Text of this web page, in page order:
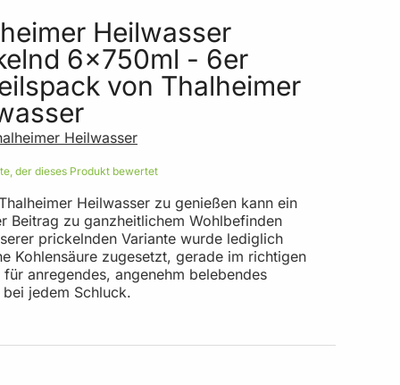
Heilwasser
6x750ml - 6er
von Thalheimer
Heilwasser
der dieses Produkt bewertet
Heilwasser zu genießen kann ein
Beitrag zu ganzheitlichem Wohlbefinden
prickelnden Variante wurde lediglich
Kohlensäure zugesetzt, gerade im richtigen
für anregendes, angenehm belebendes
jedem Schluck.